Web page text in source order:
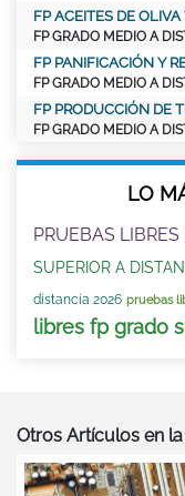
FP ACEITES DE
FP GRADO MEDIO A
FP PANIFICACIÓN Y
FP GRADO MEDIO A
FP PRODUCCIÓN DE
FP GRADO MEDIO A
LO
PRUEBAS
SUPERIOR A
distancia 2026 pruebas
libres fp grado
Otros Artículos en